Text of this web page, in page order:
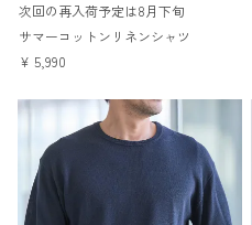
次回の再入荷予定は8月下旬
サマーコットンリネンシャツ
¥ 5,990